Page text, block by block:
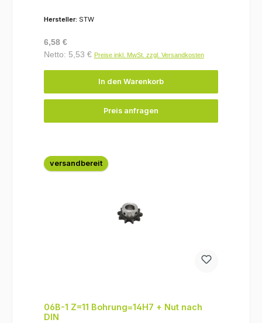
Hersteller: STW
Regulärer Preis:
6,58 €
Netto: 5,53 € Preise inkl. MwSt. zzgl. Versandkosten
In den Warenkorb
Preis anfragen
versandbereit
06B-1 Z=11 Bohrung=14H7 + Nut nach
DIN